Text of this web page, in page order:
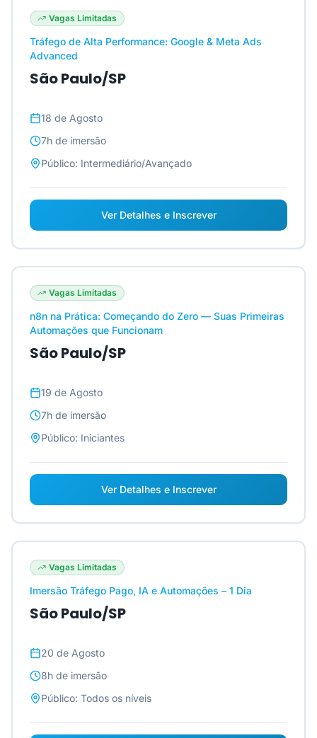
Vagas Limitadas
Tráfego de Alta Performance: Google & Meta Ads
Advanced
São Paulo/SP
18 de Agosto
7h de imersão
Público: Intermediário/Avançado
Ver Detalhes e Inscrever
Vagas Limitadas
n8n na Prática: Começando do Zero — Suas Primeiras
Automações que Funcionam
São Paulo/SP
19 de Agosto
7h de imersão
Público: Iniciantes
Ver Detalhes e Inscrever
Vagas Limitadas
Imersão Tráfego Pago, IA e Automações – 1 Dia
São Paulo/SP
20 de Agosto
8h de imersão
Público: Todos os níveis